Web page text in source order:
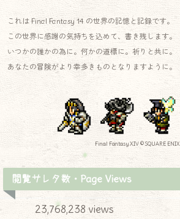
これは Final Fantasy 14 の世界の記憶と記録です。
この世界に感謝の気持ちを込めて、書き残します。
いつかの誰かの為に。何かの道標に。祈りと共に。
あなたの冒険がより幸多きものとなりますように。
Final Fantasy XIV © SQUARE ENIX
閲覧サレタ数・Page Views
23,768,238 views